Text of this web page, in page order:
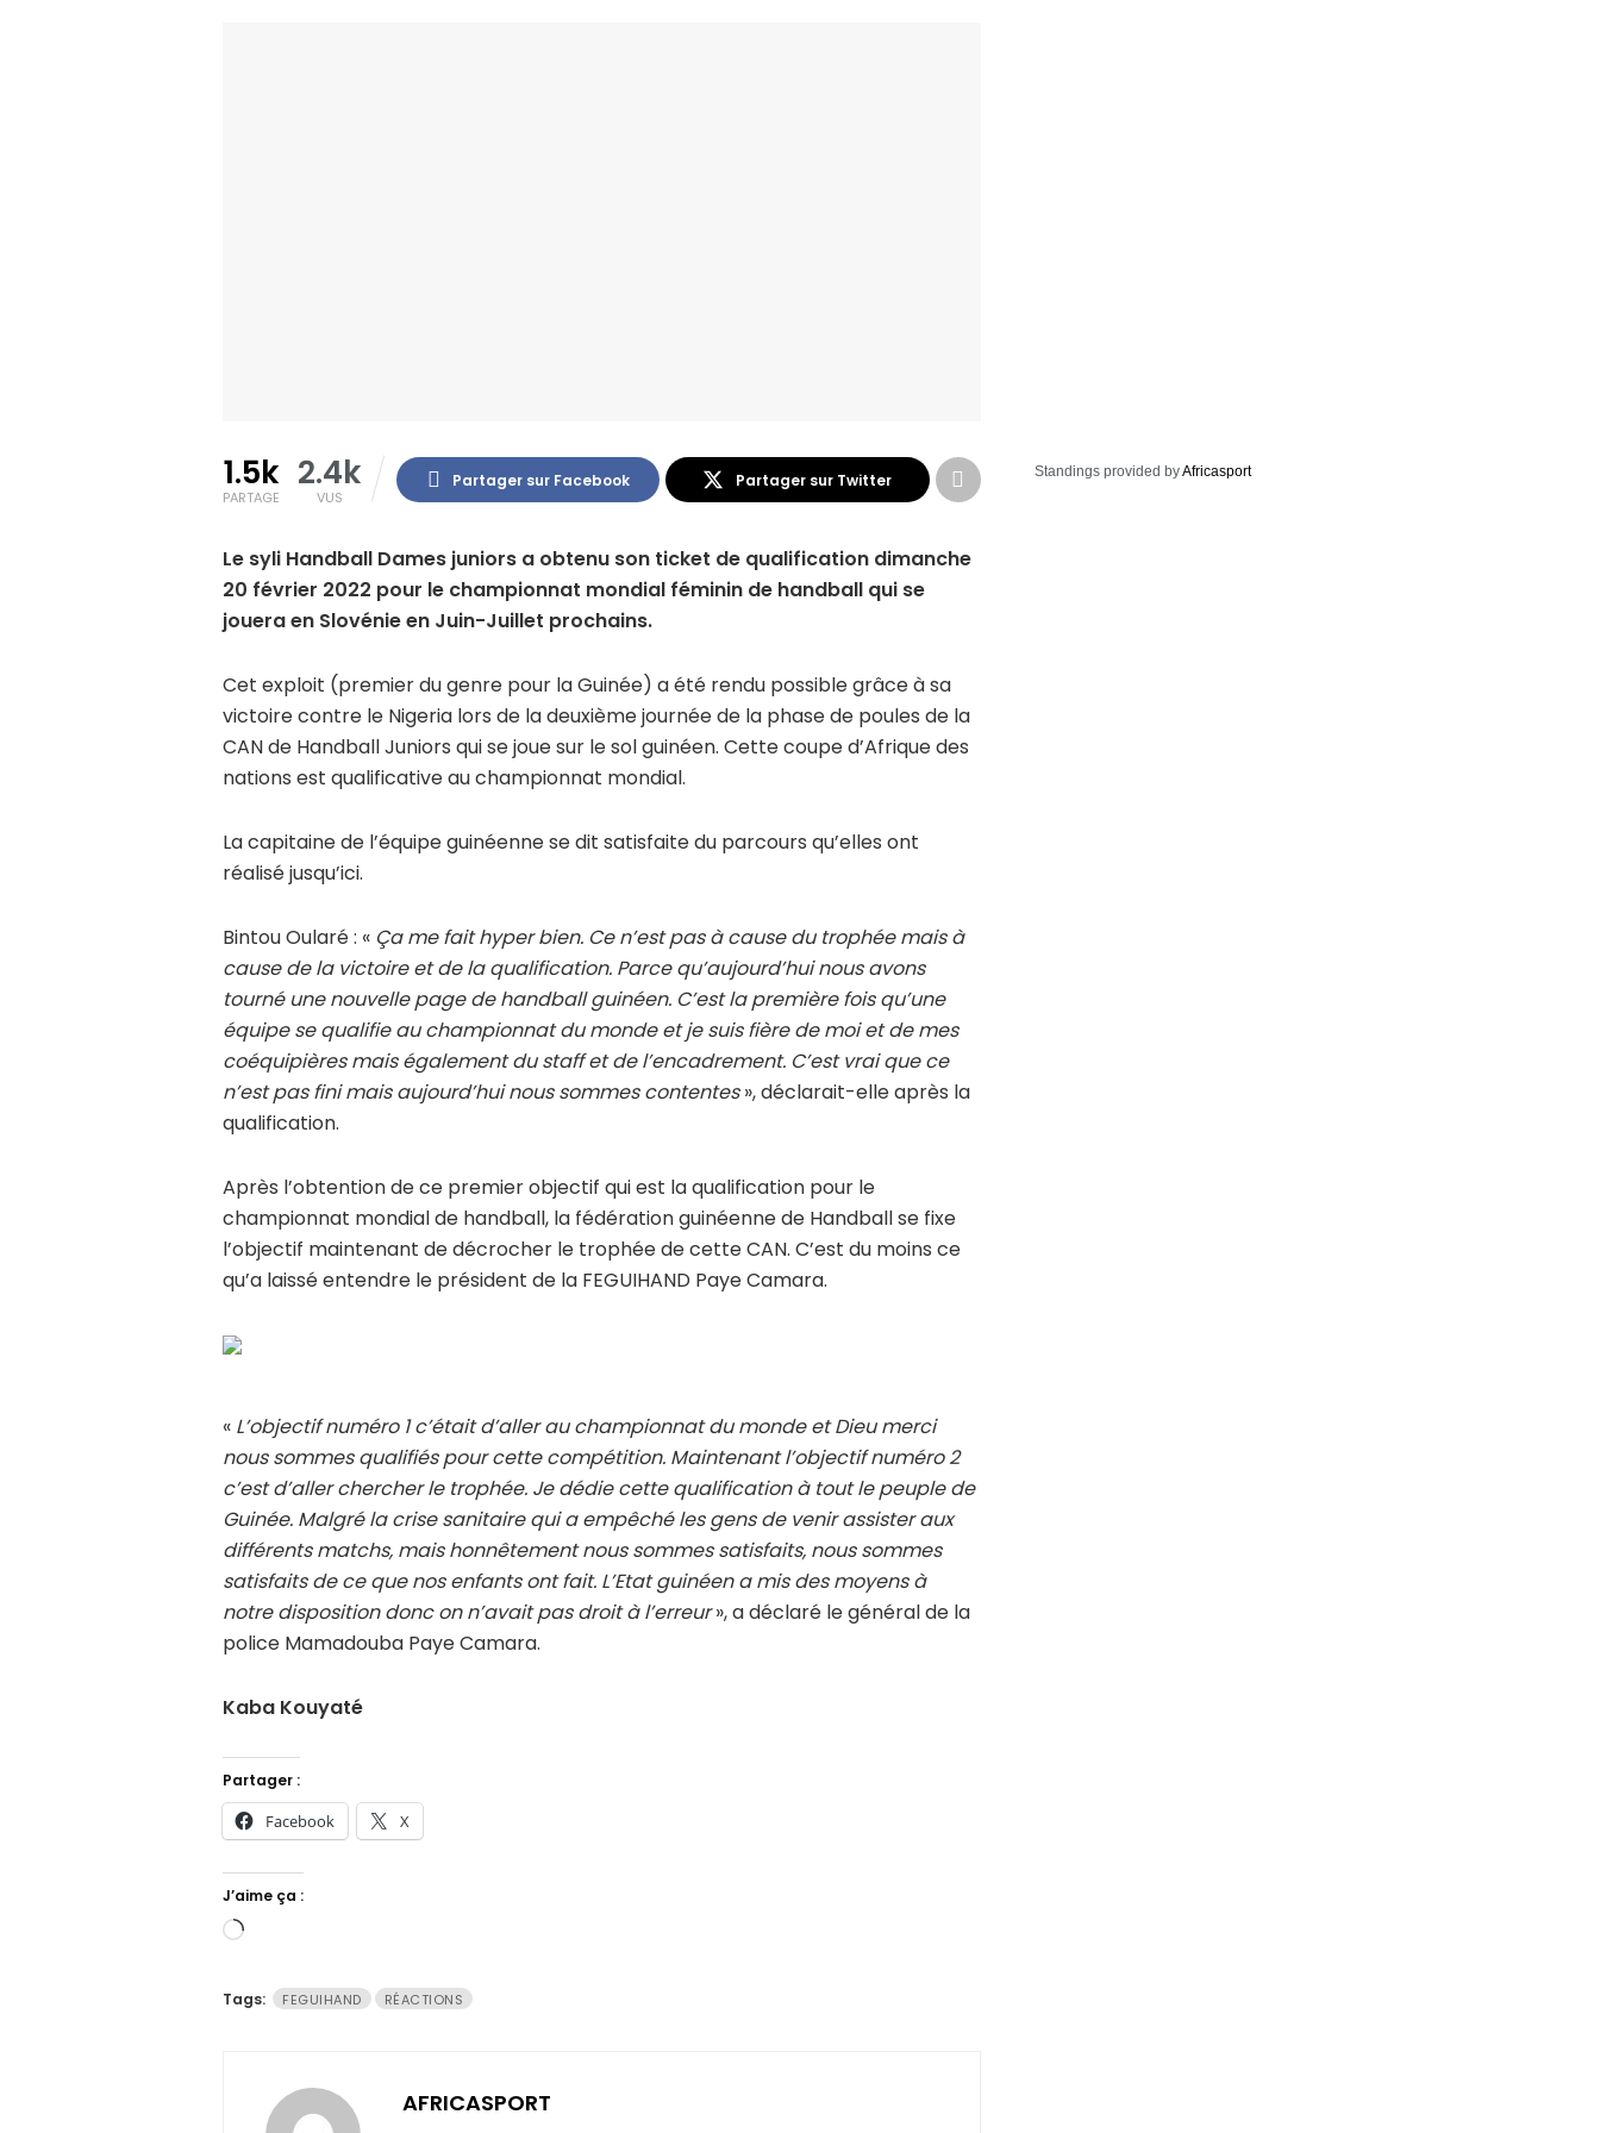
1.5k
PARTAGE
2.4k
VUS
Partager sur Facebook Partager sur Twitter
Le syli Handball Dames juniors a obtenu son ticket de qualification dimanche
20 février 2022 pour le championnat mondial féminin de handball qui se
jouera en Slovénie en Juin-Juillet prochains.
Cet exploit (premier du genre pour la Guinée) a été rendu possible grâce à sa
victoire contre le Nigeria lors de la deuxième journée de la phase de poules de la
CAN de Handball Juniors qui se joue sur le sol guinéen. Cette coupe d’Afrique des
nations est qualificative au championnat mondial.
La capitaine de l’équipe guinéenne se dit satisfaite du parcours qu’elles ont
réalisé jusqu’ici.
Bintou Oularé : « Ça me fait hyper bien. Ce n’est pas à cause du trophée mais à
cause de la victoire et de la qualification. Parce qu’aujourd’hui nous avons
tourné une nouvelle page de handball guinéen. C’est la première fois qu’une
équipe se qualifie au championnat du monde et je suis fière de moi et de mes
coéquipières mais également du staff et de l’encadrement. C’est vrai que ce
n’est pas fini mais aujourd’hui nous sommes contentes», déclarait-elle après la
qualification.
Après l’obtention de ce premier objectif qui est la qualification pour le
championnat mondial de handball, la fédération guinéenne de Handball se fixe
l’objectif maintenant de décrocher le trophée de cette CAN. C’est du moins ce
qu’a laissé entendre le président de la FEGUIHAND Paye Camara.
« L’objectif numéro 1 c’était d’aller au championnat du monde et Dieu merci
nous sommes qualifiés pour cette compétition. Maintenant l’objectif numéro 2
c’est d’aller chercher le trophée. Je dédie cette qualification à tout le peuple de
Guinée. Malgré la crise sanitaire qui a empêché les gens de venir assister aux
différents matchs, mais honnêtement nous sommes satisfaits, nous sommes
satisfaits de ce que nos enfants ont fait. L’Etat guinéen a mis des moyens à
notre disposition donc on n’avait pas droit à l’erreur», a déclaré le général de la
police Mamadouba Paye Camara.
Kaba Kouyaté
Partager :
Facebook X
J’aime ça :
Chargement…
Tags: FEGUIHAND RÉACTIONS
AFRICASPORT
Standings provided byAfricasport